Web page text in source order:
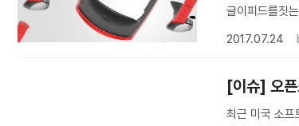
글이피드를짓
2017.07.24
[이슈] 오
최근 미국 소